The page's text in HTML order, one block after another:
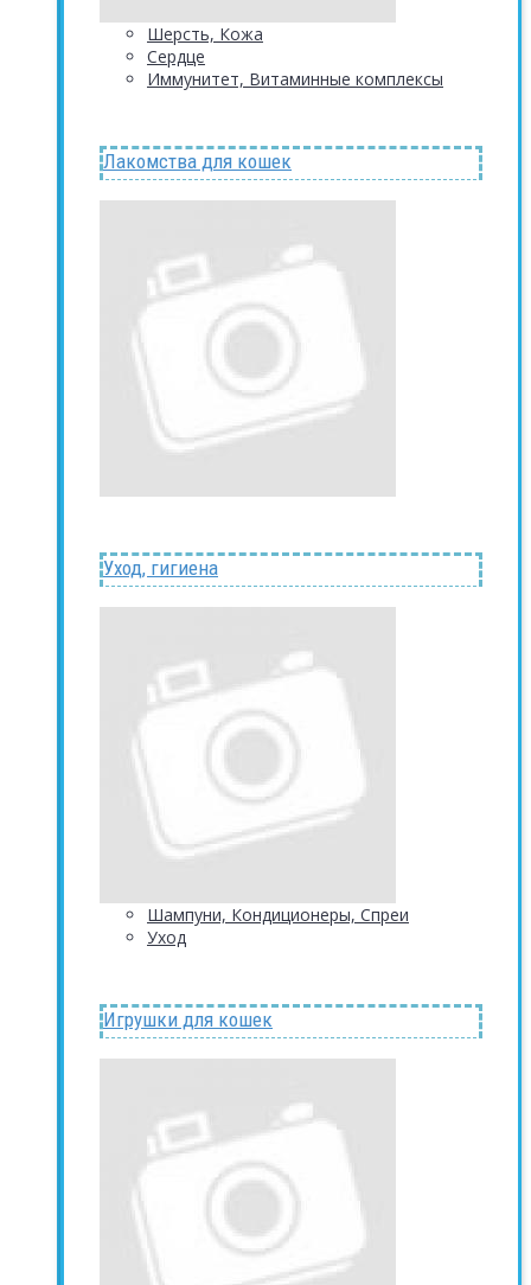
Шерсть, Кожа
Сердце
Иммунитет, Витаминные комплексы
Лакомства для кошек
Уход, гигиена
Шампуни, Кондиционеры, Спреи
Уход
Игрушки для кошек